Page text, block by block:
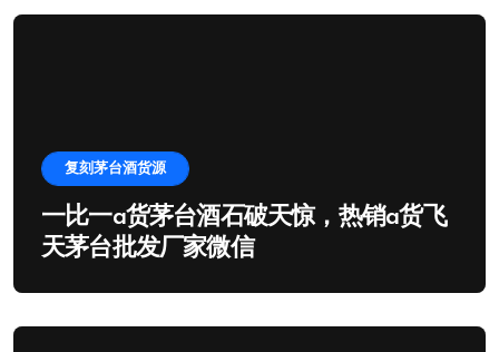
复刻茅台酒货源
一比一a货茅台酒石破天惊，热销a货飞
天茅台批发厂家微信